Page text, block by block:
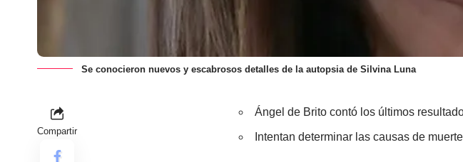
Se conocieron nuevos y escabrosos detalles de la autopsia de Silvina Luna
Compartir
Ángel de Brito contó los últimos
Intentan determinar las causas de